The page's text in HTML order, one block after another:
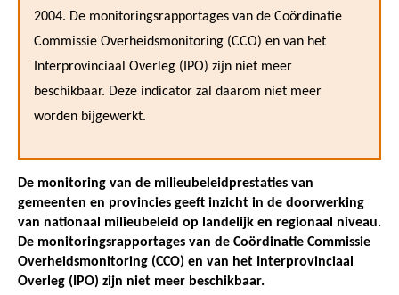
2004. De monitoringsrapportages van de Coördinatie
Commissie Overheidsmonitoring (CCO) en van het
Interprovinciaal Overleg (IPO) zijn niet meer
beschikbaar. Deze indicator zal daarom niet meer
worden bijgewerkt.
De monitoring van de milieubeleidprestaties van
gemeenten en provincies geeft inzicht in de doorwerking
van nationaal milieubeleid op landelijk en regionaal niveau.
De monitoringsrapportages van de Coördinatie Commissie
Overheidsmonitoring (CCO) en van het Interprovinciaal
Overleg (IPO) zijn niet meer beschikbaar.